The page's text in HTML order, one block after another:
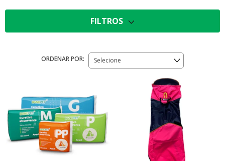
FILTROS
ORDENAR POR: Selecione